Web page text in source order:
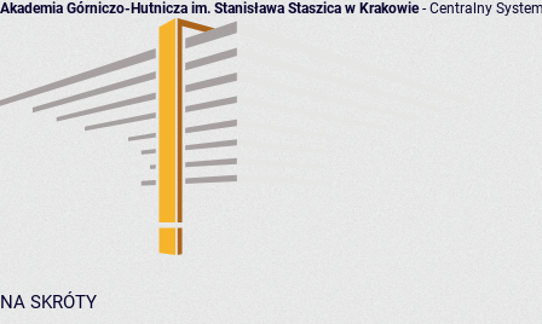
Akademia Górniczo-Hutnicza im. Stanisława Staszica w Krakowie- Centralny
NA SKRÓTY